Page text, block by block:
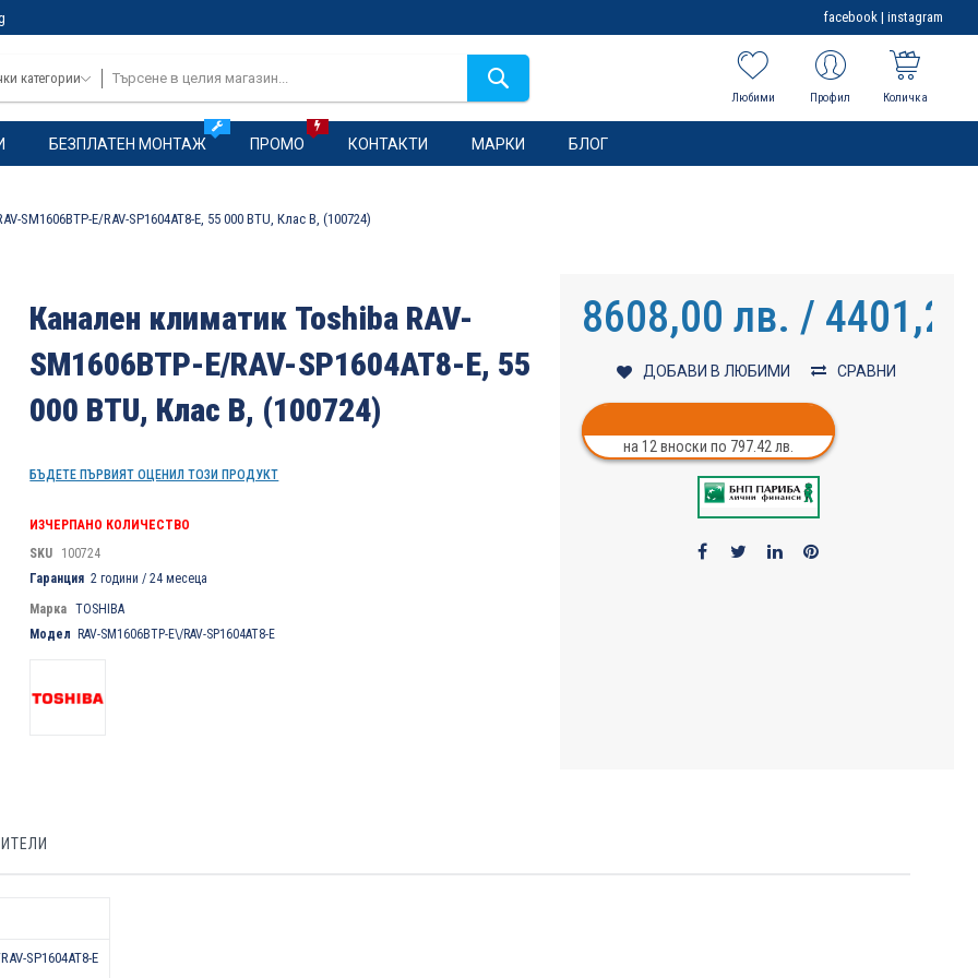
facebook | instagram
категории
Любими Профил Количка
БЕЗПЛАТЕН МОНТАЖ ПРОМО КОНТАКТИ МАРКИ БЛОГ
SM1606BTP-E/RAV-SP1604AT8-E, 55 000 BTU, Клас B, (100724)
Канален климатик Toshiba RAV-
SM1606BTP-E/RAV-SP1604AT8-E, 55
000 BTU, Клас B, (100724)
БЪДЕТЕ ПЪРВИЯТ ОЦЕНИЛ ТОЗИ ПРОДУКТ
ИЗЧЕРПАНО КОЛИЧЕСТВО
SKU
100724
Гаранция 2 години / 24 месеца
Марка TOSHIBA
Модел RAV-SM1606BTP-E\/RAV-SP1604AT8-E
8608,00 лв. / 4401,20
ДОБАВИ В ЛЮБИМИ СРАВНИ
на 12 вноски по 797.42 лв.
SP1604AT8-E